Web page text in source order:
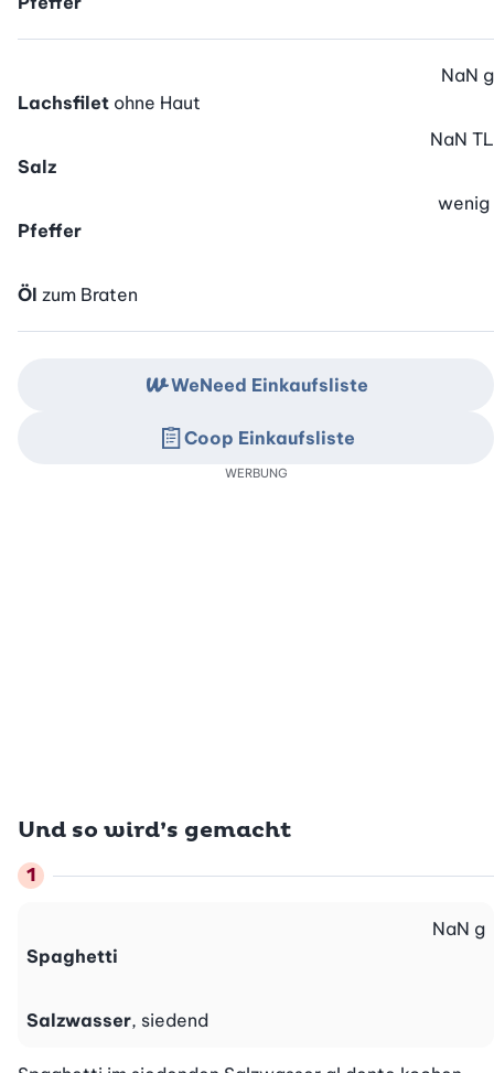
Lachsfilet ohne Haut
NaN g
Salz
NaN TL
Pfeffer
wenig
Öl zum Braten
Und so wird’s gemacht
Spaghetti
NaN g
Salzwasser, siedend
WeNeed Einkaufsliste
Coop Einkaufsliste
WERBUNG